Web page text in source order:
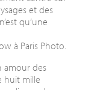
et des
qu’une
à Paris Photo.
amour des
huit mille